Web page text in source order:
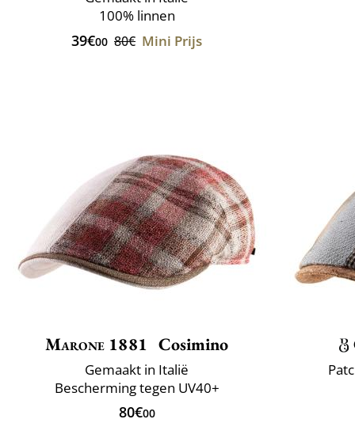
100% linnen
39€00 80€ Mini Prijs
Marone 1881 Cosimino
Gemaakt in Italië
Bescherming tegen UV40+
80€00